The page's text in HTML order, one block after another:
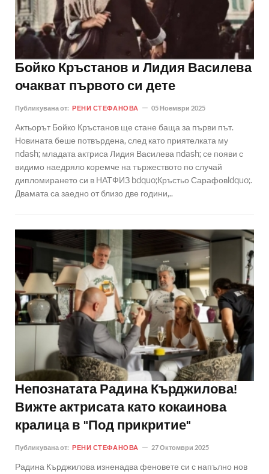
Бойко Кръстанов и Лидия Василева
очакват първото си дете
Публикувана от: РЕНИ СТЕФАНОВА 05 Ноември 2025
Актьорът Бойко Кръстанов ще стане баща за първи път.
Новината беше потвърдена, след като приятелката му
ndash; младата актриса Лидия Василева ndash; се появи с
видимо наедряло коремче на тържеството по случай
дипломирането си в НАТФИЗ bdquo;Кръстьо Сарафовldquo;.
Двамата са заедно от близо две години,..
Непознатата Радина Кърджилова!
Вижте актрисата като кокаинова
кралица в "Под прикритие"
Публикувана от: РЕНИ СТЕФАНОВА 27 Октомври 2025
Радина Кърджилова изненадва феновете си с напълно нов